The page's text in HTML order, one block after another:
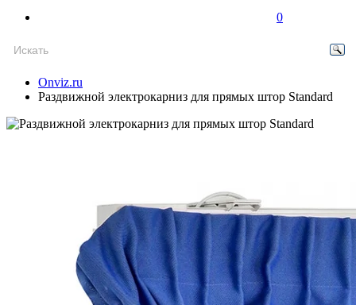
0
Onviz.ru
Раздвижной электрокарниз для прямых штор Standard